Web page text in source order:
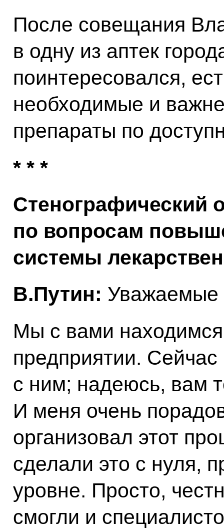
После совещания
в одну из аптек
поинтересовался,
необходимые и
препараты по
* * *
Стенографический
по вопросам
системы
В.Путин: Уважаемые
Мы с вами
предприятии. Сейчас
с ним; надеюсь, вам
И меня очень
организовал этот
сделали это с нуля,
уровне. Просто,
смогли и